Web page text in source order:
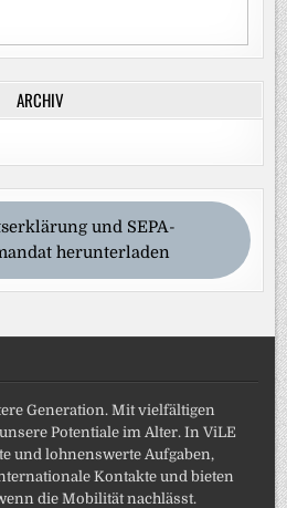
ARCHIV
und SEPA-
herunterladen
Generation. Mit vielfältigen
Potentiale im Alter. In ViLE
und lohnenswerte Aufgaben,
Kontakte und bieten
die Mobilität nachlässt.